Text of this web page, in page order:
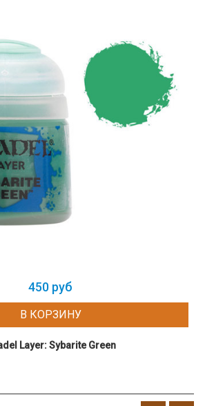
450 руб
В КОРЗИНУ
Layer: Sybarite Green